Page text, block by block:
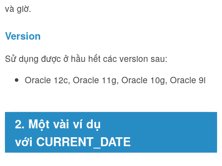
và giờ.
Version
Sử dụng được ở hầu hết các version sau:
Oracle 12c, Oracle 11g, Oracle 10g, Oracle 9i
2. Một vài ví dụ
với CURRENT_DATE